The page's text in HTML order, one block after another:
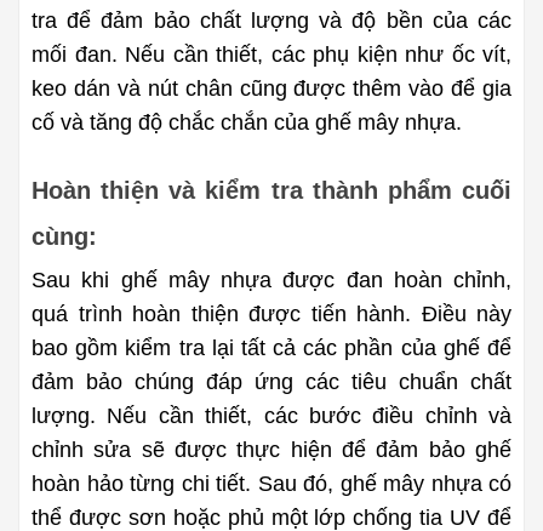
tra để đảm bảo chất lượng và độ bền của các
mối đan. Nếu cần thiết, các phụ kiện như ốc vít,
keo dán và nút chân cũng được thêm vào để gia
cố và tăng độ chắc chắn của ghế mây nhựa.
Hoàn thiện và kiểm tra thành phẩm cuối
cùng:
Sau khi ghế mây nhựa được đan hoàn chỉnh,
quá trình hoàn thiện được tiến hành. Điều này
bao gồm kiểm tra lại tất cả các phần của ghế để
đảm bảo chúng đáp ứng các tiêu chuẩn chất
lượng. Nếu cần thiết, các bước điều chỉnh và
chỉnh sửa sẽ được thực hiện để đảm bảo ghế
hoàn hảo từng chi tiết. Sau đó, ghế mây nhựa có
thể được sơn hoặc phủ một lớp chống tia UV để